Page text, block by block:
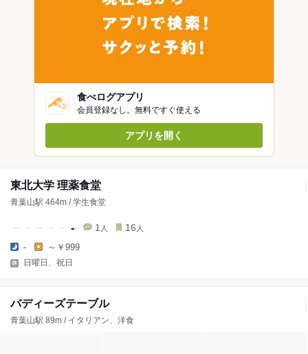
食べログアプリ
会員登録なし。無料ですぐ使える
アプリを開く
東北大学 理薬食堂
青葉山駅 464m / 学生食堂
- 1 人 16 人
- ～￥999
日曜日、祝日
バディーズテーブル
青葉山駅 89m / イタリアン、洋食